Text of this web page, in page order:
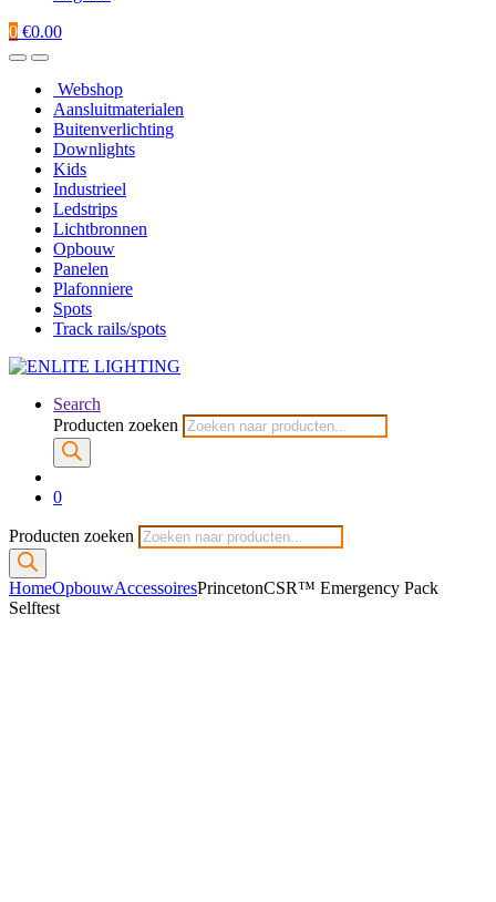
0 €0.00
Webshop
Aansluitmaterialen
Buitenverlichting
Downlights
Kids
Industrieel
Ledstrips
Lichtbronnen
Opbouw
Panelen
Plafonniere
Spots
Track rails/spots
Search
Producten zoeken
0
Producten zoeken
HomeOpbouwAccessoiresPrincetonCSR™ Emergency Pack
Selftest